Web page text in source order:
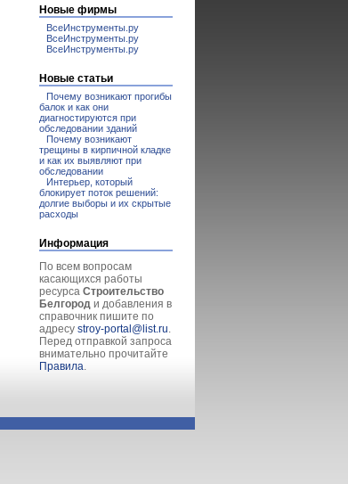
Новые фирмы
ВсеИнструменты.ру
ВсеИнструменты.ру
ВсеИнструменты.ру
Новые статьи
Почему возникают прогибы
балок и как они
диагностируются при
обследовании зданий
Почему возникают
трещины в кирпичной кладке
и как их выявляют при
обследовании
Интерьер, который
блокирует поток решений:
долгие выборы и их скрытые
расходы
Информация
По всем вопросам
касающихся работы
ресурса Строительство
Белгород и добавления в
справочник пишите по
адресу stroy-portal@list.ru.
Перед отправкой запроса
внимательно прочитайте
Правила.